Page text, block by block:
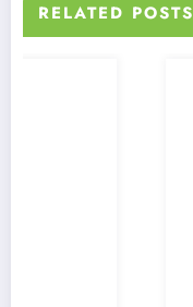
RELATED POSTS